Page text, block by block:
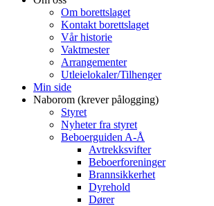
Om borettslaget
Kontakt borettslaget
Vår historie
Vaktmester
Arrangementer
Utleielokaler/Tilhenger
Min side
Naborom (krever pålogging)
Styret
Nyheter fra styret
Beboerguiden A-Å
Avtrekksvifter
Beboerforeninger
Brannsikkerhet
Dyrehold
Dører